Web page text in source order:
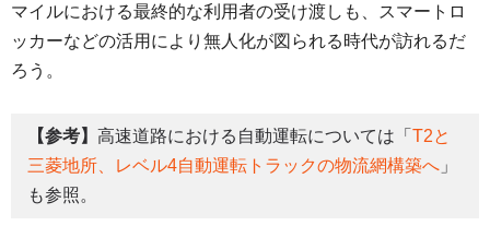
マイルにおける最終的な利用者の受け渡しも、スマートロ
ッカーなどの活用により無人化が図られる時代が訪れるだ
ろう。
【参考】 高速道路における自動運転については「 T2と
三菱地所、レベル4自動運転トラックの物流網構築へ 」
も参照。